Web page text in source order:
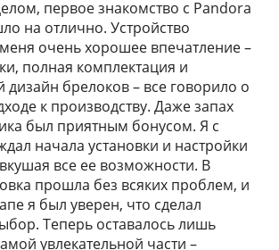
первое знакомство с Pandora
на отлично. Устройство
очень хорошее впечатление –
полная комплектация и
брелоков – все говорило о
к производству. Даже запах
был приятным бонусом. Я с
начала установки и настройки
все ее возможности. В
прошла без всяких проблем, и
я был уверен, что сделал
Теперь оставалось лишь
увлекательной части –